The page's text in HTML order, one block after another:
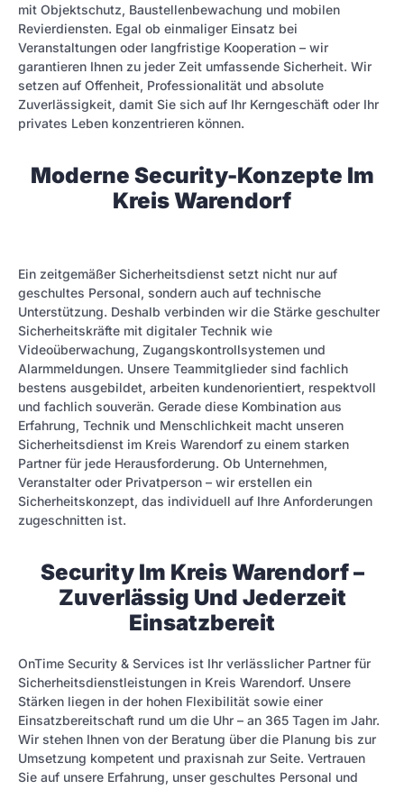
mit Objektschutz, Baustellenbewachung und mobilen
Revierdiensten. Egal ob einmaliger Einsatz bei
Veranstaltungen oder langfristige Kooperation – wir
garantieren Ihnen zu jeder Zeit umfassende Sicherheit. Wir
setzen auf Offenheit, Professionalität und absolute
Zuverlässigkeit, damit Sie sich auf Ihr Kerngeschäft oder Ihr
privates Leben konzentrieren können.
Moderne Security-Konzepte Im
Kreis Warendorf
Ein zeitgemäßer Sicherheitsdienst setzt nicht nur auf
geschultes Personal, sondern auch auf technische
Unterstützung. Deshalb verbinden wir die Stärke geschulter
Sicherheitskräfte mit digitaler Technik wie
Videoüberwachung, Zugangskontrollsystemen und
Alarmmeldungen. Unsere Teammitglieder sind fachlich
bestens ausgebildet, arbeiten kundenorientiert, respektvoll
und fachlich souverän. Gerade diese Kombination aus
Erfahrung, Technik und Menschlichkeit macht unseren
Sicherheitsdienst im Kreis Warendorf zu einem starken
Partner für jede Herausforderung. Ob Unternehmen,
Veranstalter oder Privatperson – wir erstellen ein
Sicherheitskonzept, das individuell auf Ihre Anforderungen
zugeschnitten ist.
Security Im Kreis Warendorf –
Zuverlässig Und Jederzeit
Einsatzbereit
OnTime Security & Services ist Ihr verlässlicher Partner für
Sicherheitsdienstleistungen in Kreis Warendorf. Unsere
Stärken liegen in der hohen Flexibilität sowie einer
Einsatzbereitschaft rund um die Uhr – an 365 Tagen im Jahr.
Wir stehen Ihnen von der Beratung über die Planung bis zur
Umsetzung kompetent und praxisnah zur Seite. Vertrauen
Sie auf unsere Erfahrung, unser geschultes Personal und